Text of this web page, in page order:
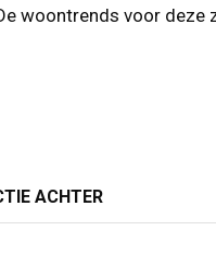
woontrends voor deze
ACHTER